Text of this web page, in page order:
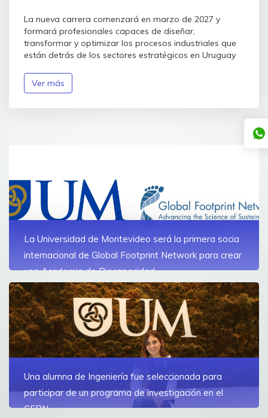
La nueva carrera comenzará en marzo de 2027 y
formará profesionales capaces de diseñar,
transformar y optimizar los procesos industriales que
están detrás de los sectores estratégicos en Uruguay
Ver más
La Universidad de Montevideo será la primera socia
internacional de Global Footprint Network para crear
una Academia de Biocapacidad
La organización internacional eligió a la Universidad de
Montevideo como su primer socio académico a nivel
mundial para desarrollar un programa único de
formación en biocapacidad
Ver más
Una alumna de Ingeniería fue seleccionada para
participar de un programa de investigación en el
CERN